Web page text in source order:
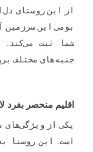
از این روستای
بومی این سرزمین
شما ثبت می‌کند.
جنبه‌های مختلف
اقلیم منحصر بفرد
یکی از ویژگی‌های
است. این روستا